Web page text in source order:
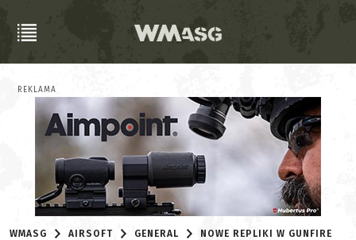
REKLAMA
WMASG AIRSOFT GENERAL NOWE REPLIKI W GUNFIRE